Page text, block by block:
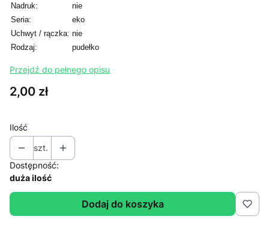
Nadruk:
nie
Seria:
eko
Uchwyt / rączka: nie
Rodzaj:
pudełko
Przejdź do pełnego opisu
Cena
2,00 zł
Ilość
szt.
Dostępność:
duża ilość
Dodaj do koszyka